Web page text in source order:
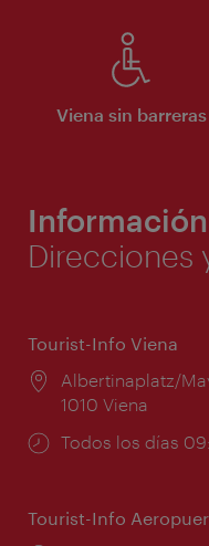
Viena sin barreras
Direcciones
Tourist-Info Viena
Lugar:
Albertinaplatz/
1010 Viena
Horarios
Todos los días
Tourist-Info